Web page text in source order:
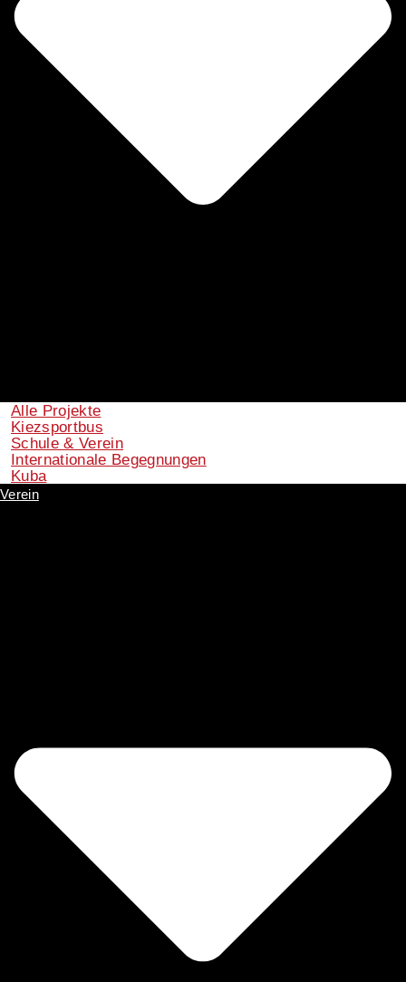
Alle Projekte
Kiezsportbus
Schule & Verein
Internationale Begegnungen
Kuba
Verein